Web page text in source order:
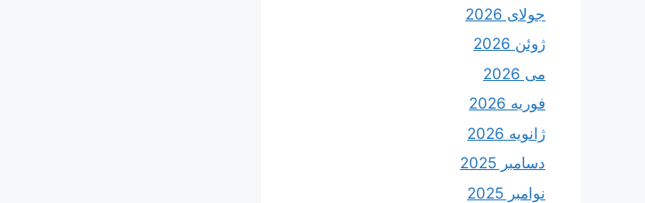
جولای 2026
ژوئن 2026
می 2026
فوریه 2026
ژانویه 2026
دسامبر 2025
نوامبر 2025